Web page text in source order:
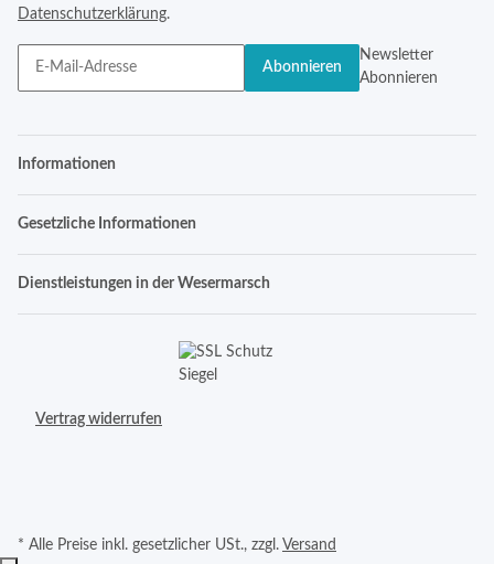
Datenschutzerklärung.
Abonnieren
Newsletter
Abonnieren
Informationen
Gesetzliche Informationen
Dienstleistungen in der Wesermarsch
Vertrag widerrufen
* Alle Preise inkl. gesetzlicher USt., zzgl. Versand